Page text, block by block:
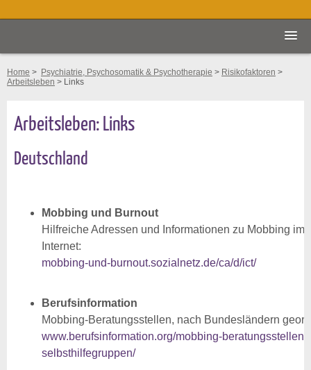
Home > Psychiatrie, Psychosomatik & Psychotherapie > Risikofaktoren >
Arbeitsleben > Links
Arbeitsleben: Links
Deutschland
Mobbing und Burnout
Hilfreiche Adressen und Informationen zu Mobbing im
Internet:
mobbing-und-burnout.sozialnetz.de/ca/d/ict/
Berufsinformation
Mobbing-Beratungsstellen, nach Bundesländern
www.berufsinformation.org/mobbing-beratungsstellen-
selbsthilfegruppen/